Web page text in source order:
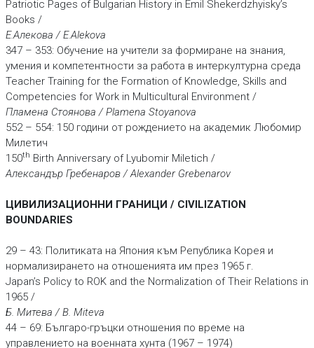
Patriotic Pages of Bulgarian History in Emil Shekerdzhyisky’s
Books /
Е.Алекова / E.Alekova
347 – 353: Обучение на учители за формиране на знания,
умения и компетентности за работа в интеркултурна среда
Teacher Training for the Formation of Knowledge, Skills and
Competencies for Work in Multicultural Environment /
Пламена Стоянова / Plamena Stoyanova
552 – 554: 150 години от рождението на академик Любомир
Милетич
150th Birth Anniversary of Lyubomir Miletich /
Александър Гребенаров / Alexander Grebenarov
ЦИВИЛИЗАЦИОННИ ГРАНИЦИ / CIVILIZATION
BOUNDARIES
29 – 43: Политиката на Япония към Република Корея и
нормализирането на отношенията им през 1965 г.
Japan’s Policy to ROK and the Normalization of Their Relations in
1965 /
Б. Митева / B. Miteva
44 – 69: Българо-гръцки отношения по време на
управлението на военната хунта (1967 – 1974)